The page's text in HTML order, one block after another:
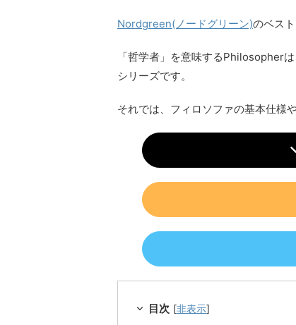
Nordgreen(ノードグリーン)のベス
「哲学者」を意味するPhilosopher
シリーズです。
それでは、フィロソファの基本仕様
目次 [非表示]